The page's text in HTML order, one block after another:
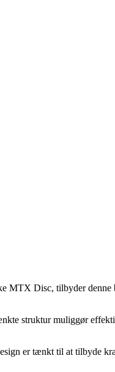
MTX Disc, tilbyder denne
struktur muliggør
er tænkt til at tilbyde